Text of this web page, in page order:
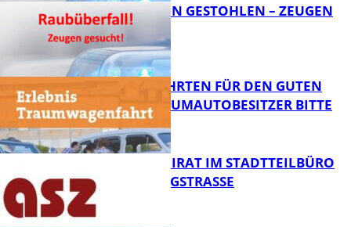
FB News
TEURE KETTEN GESTOHLEN – ZEUGEN
GESUCHT!
FB News
SPENDENFAHRTEN FÜR DEN GUTEN
ZWECK – TRAUMAUTOBESITZER BITTE
MELDEN!
SENIORENBEIRAT IM STADTTEILBÜRO
IN DER KÖNIGSTRASSE